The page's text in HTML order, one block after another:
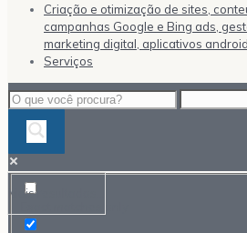
Criação e otimização de sites,
campanhas Google e Bing ads,
marketing digital, aplicativos
Serviços
Mais resultados...